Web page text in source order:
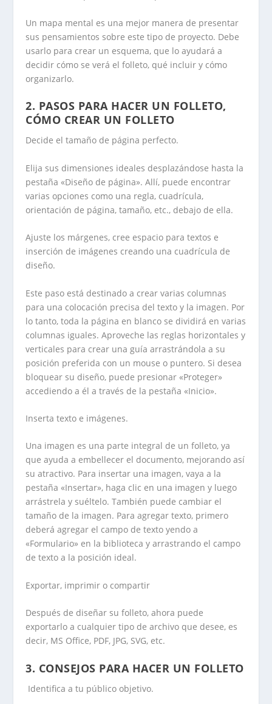
Un mapa mental es una mejor manera de presentar
sus pensamientos sobre este tipo de proyecto. Debe
usarlo para crear un esquema, que lo ayudará a
decidir cómo se verá el folleto, qué incluir y cómo
organizarlo.
2. PASOS PARA HACER UN FOLLETO,
CÓMO CREAR UN FOLLETO
Decide el tamaño de página perfecto.
Elija sus dimensiones ideales desplazándose hasta la
pestaña «Diseño de página». Allí, puede encontrar
varias opciones como una regla, cuadrícula,
orientación de página, tamaño, etc., debajo de ella.
Ajuste los márgenes, cree espacio para textos e
inserción de imágenes creando una cuadrícula de
diseño.
Este paso está destinado a crear varias columnas
para una colocación precisa del texto y la imagen. Por
lo tanto, toda la página en blanco se dividirá en varias
columnas iguales. Aproveche las reglas horizontales y
verticales para crear una guía arrastrándola a su
posición preferida con un mouse o puntero. Si desea
bloquear su diseño, puede presionar «Proteger»
accediendo a él a través de la pestaña «Inicio».
Inserta texto e imágenes.
Una imagen es una parte integral de un folleto, ya
que ayuda a embellecer el documento, mejorando así
su atractivo. Para insertar una imagen, vaya a la
pestaña «Insertar», haga clic en una imagen y luego
arrástrela y suéltelo. También puede cambiar el
tamaño de la imagen. Para agregar texto, primero
deberá agregar el campo de texto yendo a
«Formulario» en la biblioteca y arrastrando el campo
de texto a la posición ideal.
Exportar, imprimir o compartir
Después de diseñar su folleto, ahora puede
exportarlo a cualquier tipo de archivo que desee, es
decir, MS Office, PDF, JPG, SVG, etc.
3. CONSEJOS PARA HACER UN FOLLETO
Identifica a tu público objetivo.